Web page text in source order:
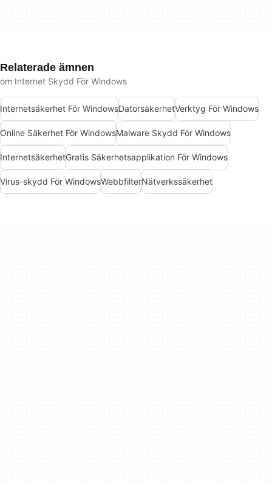
Relaterade ämnen
om Internet Skydd För Windows
Internetsäkerhet För WindowsDatorsäkerhetVerktyg För Windows
Online Säkerhet För WindowsMalware Skydd För Windows
InternetsäkerhetGratis Säkerhetsapplikation För Windows
Virus-skydd För WindowsWebbfilterNätverkssäkerhet